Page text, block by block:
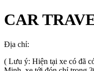
CAR
Địa chỉ:
( Lưu ý: Hiện tại xe có đã